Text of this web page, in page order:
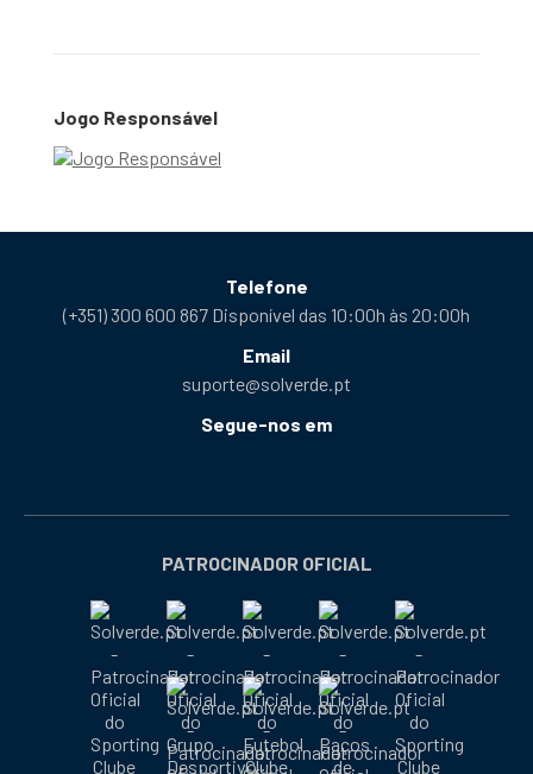
Jogo Responsável
Telefone
(+351) 300 600 867 Disponível das 10:00h às 20:00h
Email
suporte@solverde.pt
Segue-nos em
abre
nova
janela
abre
nova
janela
abre
nova
janela
abre
nova
janela
abre
nova
janela
abre
nova
janela
abre
PATROCINADOR OFICIAL